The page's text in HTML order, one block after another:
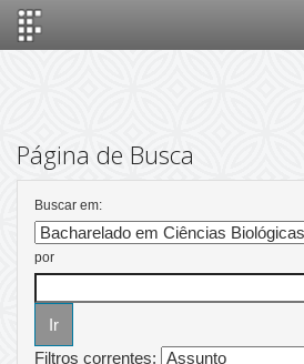
Página de Busca
Buscar em:
por
Filtros correntes: